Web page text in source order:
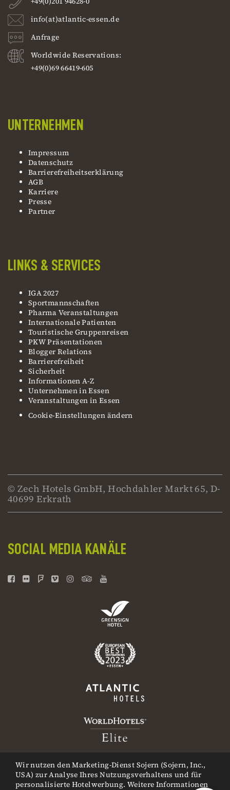
info(at)atlantic-essen.de
Anfrage
Worldwide Reservations:
+49(0)69 66419-605
UNTERNEHMEN
Impressum
Datenschutz
Barrierefreiheitserklärung
AGB
Karriere
Presse
Partner
LINKS & SERVICES
IGA 2027
Sportmannschaften
Pharma Veranstaltungen
Internationale Patienten
Touristische Gruppenreisen
PKW Präsentationen
Blogger Relations
Barrierefreiheit
Sicherheit
Informationen A-Z
Unternehmen in Essen
Veranstaltungen in Essen
Cookie-Einstellungen ändern
Wir nutzen den Marketing-Dienst Sojern (Sojern, Inc.,
USA) zur Analyse Ihres Nutzungsverhaltens und für
personalisierte Hotelwerbung. Weitere Informationen
© Zech Hotels GmbH, Hochdahler Markt 65, D-
40699 Erkrath
SOCIAL MEDIA KANÄLE